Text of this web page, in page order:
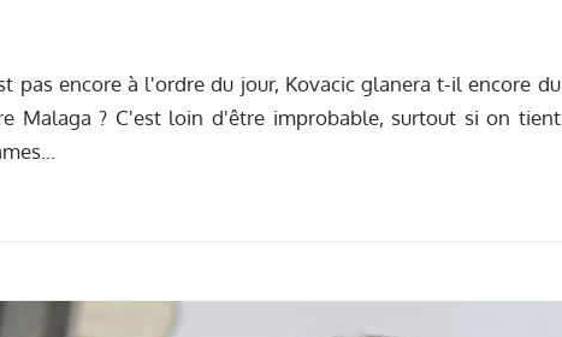
pas encore à l'ordre du jour, Kovacic glanera t-il encore du
Malaga ? C'est loin d'être improbable, surtout si on tient